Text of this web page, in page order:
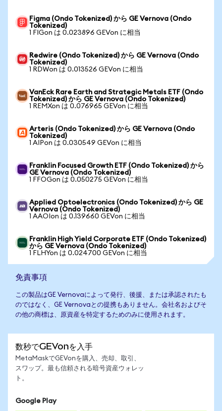
Figma (Ondo Tokenized) から GE Vernova (Ondo
Tokenized)
1 FIGon は 0.023896 GEVon に相当
Redwire (Ondo Tokenized) から GE Vernova (Ondo
Tokenized)
1 RDWon は 0.013526 GEVon に相当
VanEck Rare Earth and Strategic Metals ETF (Ondo
Tokenized) から GE Vernova (Ondo Tokenized)
1 REMXon は 0.076965 GEVon に相当
Arteris (Ondo Tokenized) から GE Vernova (Ondo
Tokenized)
1 AIPon は 0.030549 GEVon に相当
Franklin Focused Growth ETF (Ondo Tokenized) から
GE Vernova (Ondo Tokenized)
1 FFOGon は 0.050275 GEVon に相当
Applied Optoelectronics (Ondo Tokenized) から GE
Vernova (Ondo Tokenized)
1 AAOIon は 0.139660 GEVon に相当
Franklin High Yield Corporate ETF (Ondo Tokenized)
から GE Vernova (Ondo Tokenized)
1 FLHYon は 0.024700 GEVon に相当
免責事項
この製品はGE Vernovaによって発行、後援、または承認されたも
のではなく、GE Vernovaとの提携もありません。会社名およびそ
の他の商標は、原資産を特定するためのみに使用されます。
数秒でGEVonを入手
MetaMaskでGEVonを購入、売却、取引、
スワップ。最も信頼される暗号資産ウォレッ
ト。
Google Play